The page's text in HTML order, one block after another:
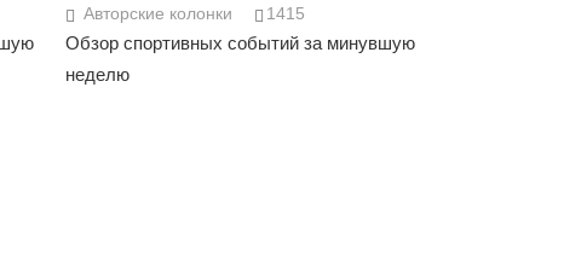
Авторские колонки
1415
Обзор спортивных событий за минувшую
неделю